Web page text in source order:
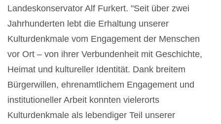
Landeskonservator Alf Furkert. "Seit über zwei
Jahrhunderten lebt die Erhaltung unserer
Kulturdenkmale vom Engagement der Menschen
vor Ort – von ihrer Verbundenheit mit Geschichte,
Heimat und kultureller Identität. Dank breitem
Bürgerwillen, ehrenamtlichem Engagement und
institutioneller Arbeit konnten vielerorts
Kulturdenkmale als lebendiger Teil unserer